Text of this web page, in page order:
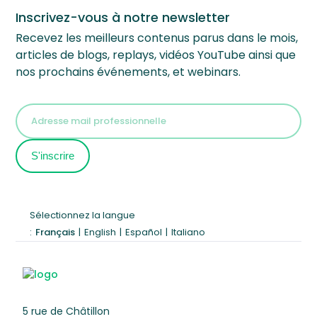
Inscrivez-vous à notre newsletter
Recevez les meilleurs contenus parus dans le mois,
articles de blogs, replays, vidéos YouTube ainsi que
nos prochains événements, et webinars.
Sélectionnez la langue
: Français | English | Español | Italiano
5 rue de Châtillon